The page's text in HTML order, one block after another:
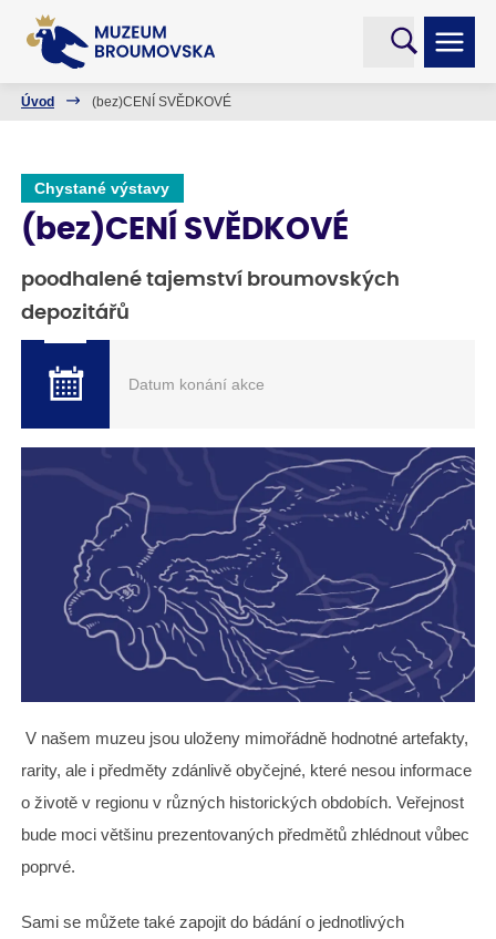
Úvod (bez)CENÍ SVĚDKOVÉ
Chystané výstavy
(bez)CENÍ SVĚDKOVÉ
poodhalené tajemství broumovských
depozitářů
Datum konání akce
V našem muzeu jsou uloženy mimořádně hodnotné artefakty,
rarity, ale i předměty zdánlivě obyčejné, které nesou informace
o životě v regionu v různých historických obdobích. Veřejnost
bude moci většinu prezentovaných předmětů zhlédnout vůbec
poprvé.
Sami se můžete také zapojit do bádání o jednotlivých